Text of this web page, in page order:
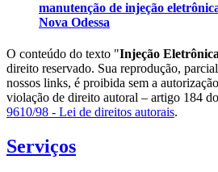
manutenção de injeção
Nova Odessa
O conteúdo do texto "Injeção
direito reservado. Sua reprodução,
nossos links, é proibida sem a
violação de direito autoral – artigo 184
9610/98 - Lei de direitos autorais.
Serviços